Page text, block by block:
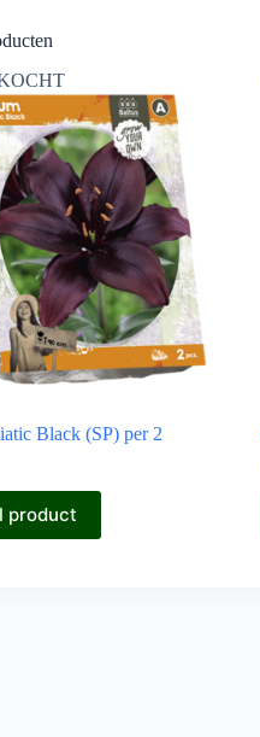
Black (SP) per 2
product